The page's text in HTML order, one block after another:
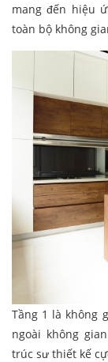
mang đến hiệu
toàn bộ không
Tầng 1 là không
ngoài không
trúc sư thiết kế